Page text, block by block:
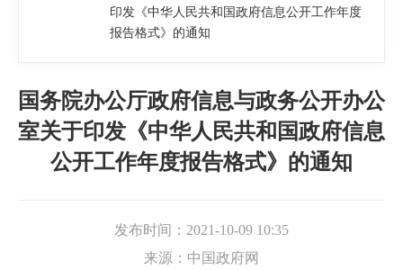
印发《中华人民共和国政府信息公开工作年度
报告格式》的通知
国务院办公厅政府信息与政务公开办公
室关于印发《中华人民共和国政府信息
公开工作年度报告格式》的通知
发布时间： 2021-10-09 10:35
来源： 中国政府网